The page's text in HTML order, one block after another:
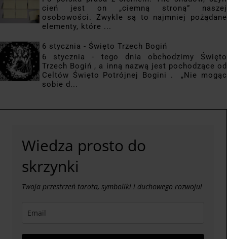
cień jest on „ciemną stroną” naszej
osobowości. Zwykle są to najmniej pożądane
elementy, które ...
6 stycznia - Święto Trzech Bogiń
6 stycznia - tego dnia obchodzimy Święto
Trzech Bogiń , a inną nazwą jest pochodzące od
Celtów Święto Potrójnej Bogini . „Nie mogąc
sobie d...
Wiedza prosto do
skrzynki
Twoja przestrzeń tarota, symboliki i duchowego rozwoju!